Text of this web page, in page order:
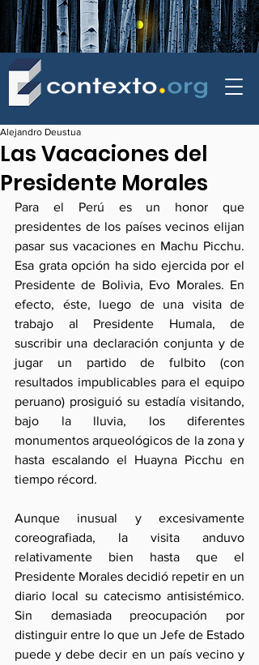
Las Vacaciones del
Presidente Morales
Alejandro Deustua
Para el Perú es un honor que
presidentes de los países vecinos elijan
pasar sus vacaciones en Machu Picchu.
Esa grata opción ha sido ejercida por el
Presidente de Bolivia, Evo Morales. En
efecto, éste, luego de una visita de
trabajo al Presidente Humala, de
suscribir una declaración conjunta y de
jugar un partido de fulbito (con
resultados impublicables para el equipo
peruano) prosiguió su estadía visitando,
bajo la lluvia, los diferentes
monumentos arqueológicos de la zona y
hasta escalando el Huayna Picchu en
tiempo récord.
Aunque inusual y excesivamente
coreografiada, la visita anduvo
relativamente bien hasta que el
Presidente Morales decidió repetir en un
diario local su catecismo antisistémico.
Sin demasiada preocupación por
distinguir entre lo que un Jefe de Estado
puede y debe decir en un país vecino y